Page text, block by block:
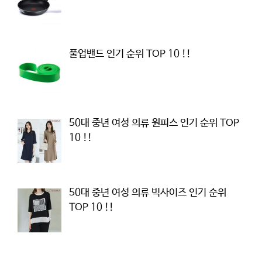
풀업밴드 인기 순위 TOP 10 !!
50대 중년 여성 의류 원피스 인기 순위 TOP
10 !!
50대 중년 여성 의류 빅사이즈 인기 순위
TOP 10 !!